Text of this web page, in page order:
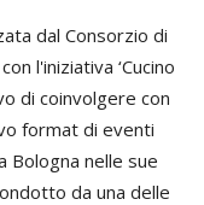
dal Consorzio di
l'iniziativa ‘Cucino
di coinvolgere con
format di eventi
Bologna nelle sue
da una delle